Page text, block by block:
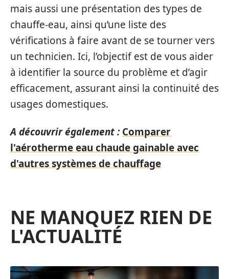
mais aussi une présentation des types de
chauffe-eau, ainsi qu’une liste des
vérifications à faire avant de se tourner vers
un technicien. Ici, l’objectif est de vous aider
à identifier la source du problème et d’agir
efficacement, assurant ainsi la continuité des
usages domestiques.
A découvrir également : Comparer
l'aérotherme eau chaude gainable avec
d'autres systèmes de chauffage
NE MANQUEZ RIEN DE
L'ACTUALITÉ